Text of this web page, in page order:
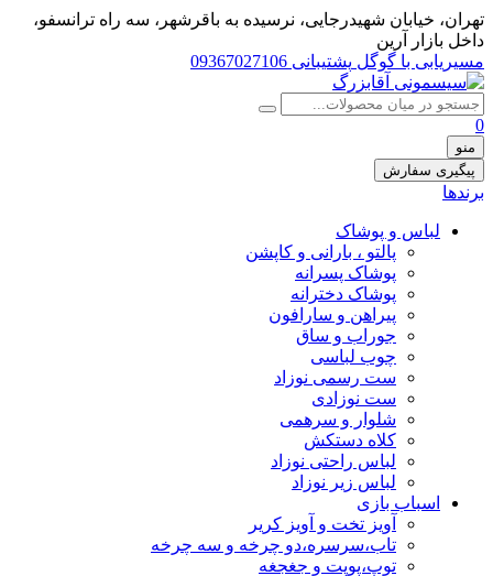
تهران، خيابان شهيدرجايى، نرسیده به باقرشهر، سه راه ترانسفو،
داخل بازار آرین
مسیریابی با گوگل پشتیبانی 09367027106
0
منو
پیگیری سفارش
برندها
لباس و پوشاک
پالتو ، بارانی و کاپشن
پوشاک پسرانه
پوشاک دخترانه
پیراهن و سارافون
جوراب و ساق
چوب لباسی
ست رسمی نوزاد
ست نوزادی
شلوار و سرهمی
کلاه دستکش
لباس راحتی نوزاد
لباس زیر نوزاد
اسباب بازی
آویز تخت و آویز کریر
تاب،سرسره،دو چرخه و سه چرخه
توپ،پوپت و جغجغه